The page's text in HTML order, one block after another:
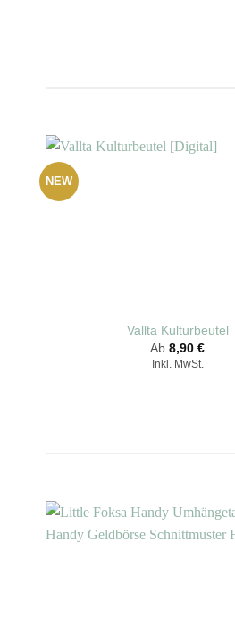
NEW
Vallta Kulturbeutel
Ab8,90€
Inkl. MwSt.